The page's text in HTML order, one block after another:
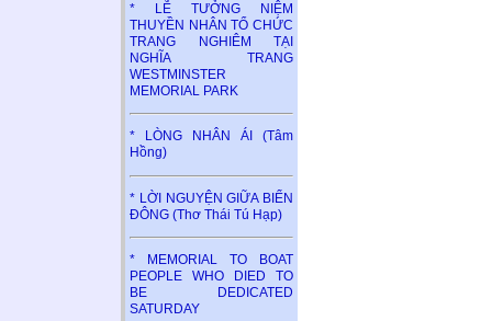
* LỄ TƯỞNG NIỆM
THUYỀN NHÂN TỔ CHỨC
TRANG NGHIÊM TẠI
NGHĨA TRANG
WESTMINSTER
MEMORIAL PARK
* LÒNG NHÂN ÁI (Tâm
Hồng)
* LỜI NGUYỆN GIỮA BIỂN
ĐÔNG (Thơ Thái Tú Hạp)
* MEMORIAL TO BOAT
PEOPLE WHO DIED TO
BE DEDICATED
SATURDAY